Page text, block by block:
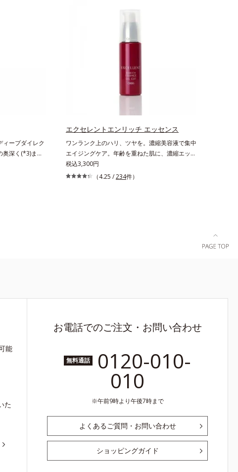
ープダイレク
深く(*3)まで
因“詰まりメ
あふれる輝く
*2 メラニン
エクセレントエンリッチ エッセンス
ワンランク上のハリ、ツヤを。濃縮美容液で集中
エイジングケア。年齢を重ねた肌に、濃縮エッセ
ンスがさらにワンランク上のエイジングケア(*)
を。ハリ、ツヤを集中ケアする保湿成分・ローヤ
税込3,300円
（4.25 /234件）
能
た
お電話でのご注文・お問い合わせ
無料通話 0120-010-
010
午前9時より午後7時まで
よくあるご質問・お問い合わせ
ショッピングガイド